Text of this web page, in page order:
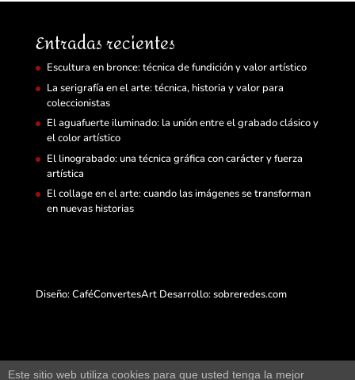
Entradas recientes
Escultura en bronce: técnica de fundición y valor artístico
La serigrafía en el arte: técnica, historia y valor para
coleccionistas
El aguafuerte iluminado: la unión entre el grabado clásico y
el color artístico
El linograbado: una técnica gráfica con carácter y fuerza
artística
El collage en el arte: cuando las imágenes se transforman
en nuevas historias
Diseño: CaféConvertesArt Desarrollo:sobreredes.com
Este sitio web utiliza cookies para que usted tenga la mejor